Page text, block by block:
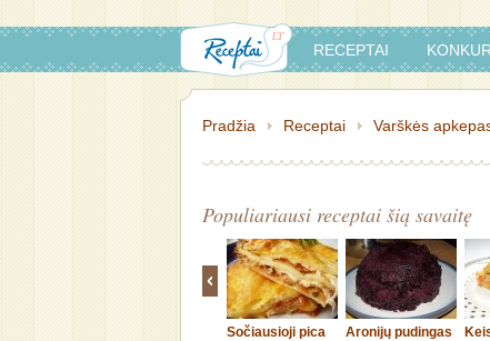
RECEPTAI
Pradžia Receptai Varškės
Populiariausi receptai šią savaitę
Sočiausioji pica Aronijų pudingas